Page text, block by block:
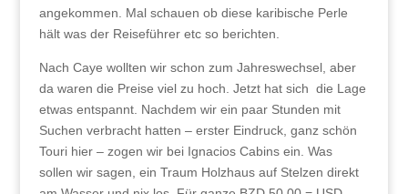
angekommen. Mal schauen ob diese karibische Perle
hält was der Reiseführer etc so berichten.
Nach Caye wollten wir schon zum Jahreswechsel, aber
da waren die Preise viel zu hoch. Jetzt hat sich die Lage
etwas entspannt. Nachdem wir ein paar Stunden mit
Suchen verbracht hatten – erster Eindruck, ganz schön
Touri hier – zogen wir bei Ignacios Cabins ein. Was
sollen wir sagen, ein Traum Holzhaus auf Stelzen direkt